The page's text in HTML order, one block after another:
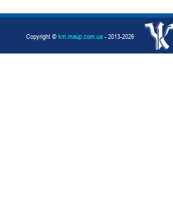
Copyright © km.maup.com.ua - 2013-2026